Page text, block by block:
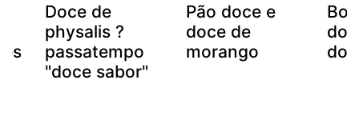
Doce de
physalis ?
passatempo
"doce sabor"
Pão doce e
doce de
morango